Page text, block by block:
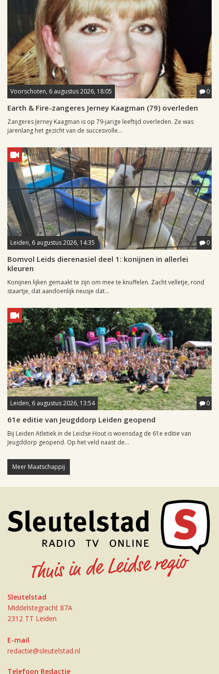
Voorschoten, 6 augustus 2026, 18:05 0
Earth & Fire-zangeres Jerney Kaagman (79) overleden
Zangeres Jerney Kaagman is op 79-jarige leeftijd overleden. Ze was
jarenlang het gezicht van de succesvolle...
Leiden, 6 augustus 2026, 14:35 0
Bomvol Leids dierenasiel deel 1: konijnen in allerlei
kleuren
Konijnen lijken gemaakt te zijn om mee te knuffelen. Zacht velletje, rond
staartje, dat aandoenlijk neusje dat...
Leiden, 6 augustus 2026, 13:54 0
61e editie van Jeugddorp Leiden geopend
Bij Leiden Atletiek in de Leidse Hout is woensdag de 61e editie van
Jeugddorp geopend. Op het veld naast de...
Meer Maatschappij
Sleutelstad
Middelstegracht 87A
2312 TT Leiden
E-mail
redactie@sleutelstad.nl
Telefoon Redactie